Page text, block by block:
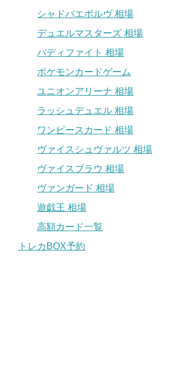
シャドバエボルヴ 相場
デュエルマスターズ 相場
バディファイト 相場
ポケモンカードゲーム
ユニオンアリーナ 相場
ラッシュデュエル 相場
ワンピースカード 相場
ヴァイスシュヴァルツ 相場
ヴァイスブラウ 相場
ヴァンガード 相場
遊戯王 相場
高額カード一覧
トレカBOX予約